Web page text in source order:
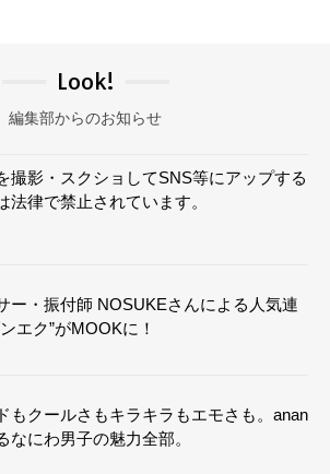
Look!
編集部からのお知らせ
撮影・スクショしてSNS等にアップする
法律で禁止されています。
ー・振付師 NOSUKEさんによる人気連
エク”がMOOKに！
もクールさもキラキラもエモさも。anan
なにわ男子の魅力全部。